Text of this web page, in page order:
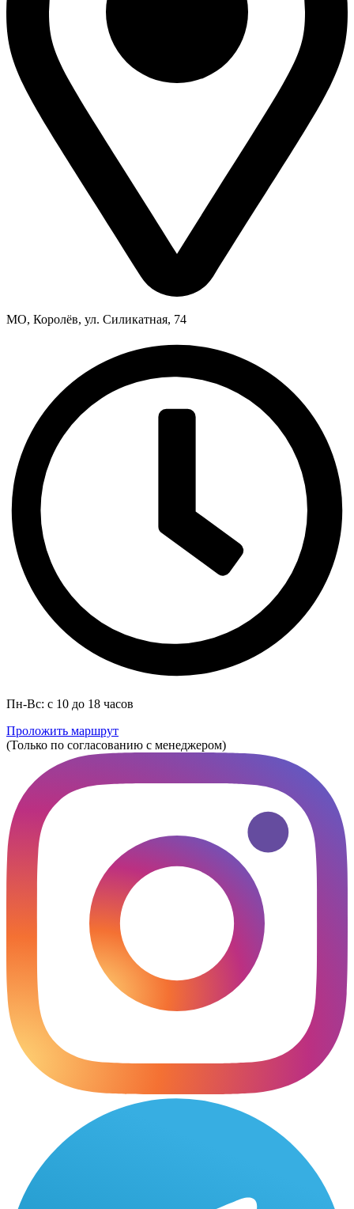
МО, Королёв, ул. Силикатная, 74
Пн-Вс: с 10 до 18 часов
Проложить маршрут
(Только по согласованию с менеджером)